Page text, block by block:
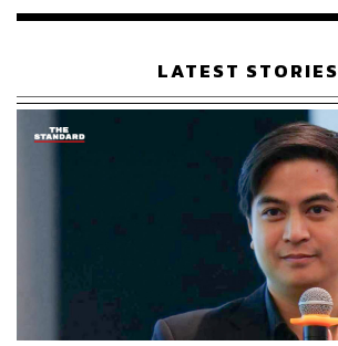
เรือนไทยที่ถูกซุกไว้
LATEST STORIES